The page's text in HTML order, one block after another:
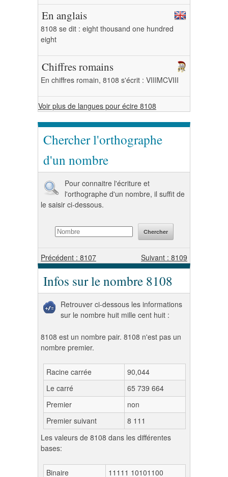
En anglais
8108 se dit : eight thousand one hundred
eight
Chiffres romains
En chiffres romain, 8108 s'écrit : VIIIMCVIII
Voir plus de langues pour écire 8108
Chercher l'orthographe
d'un nombre
Pour connaitre l'écriture et
l'orthographe d'un nombre, il suffit de
le saisir ci-dessous.
Précédent : 8107 Suivant : 8109
Infos sur le nombre 8108
Retrouver ci-dessous les informations
sur le nombre huit mille cent huit :
8108 est un nombre pair. 8108 n'est pas un
nombre premier.
Racine carrée
90,044
Le carré
65 739 664
Premier
non
Premier suivant
8 111
Les valeurs de 8108 dans les différentes
bases:
Binaire
11111 10101100